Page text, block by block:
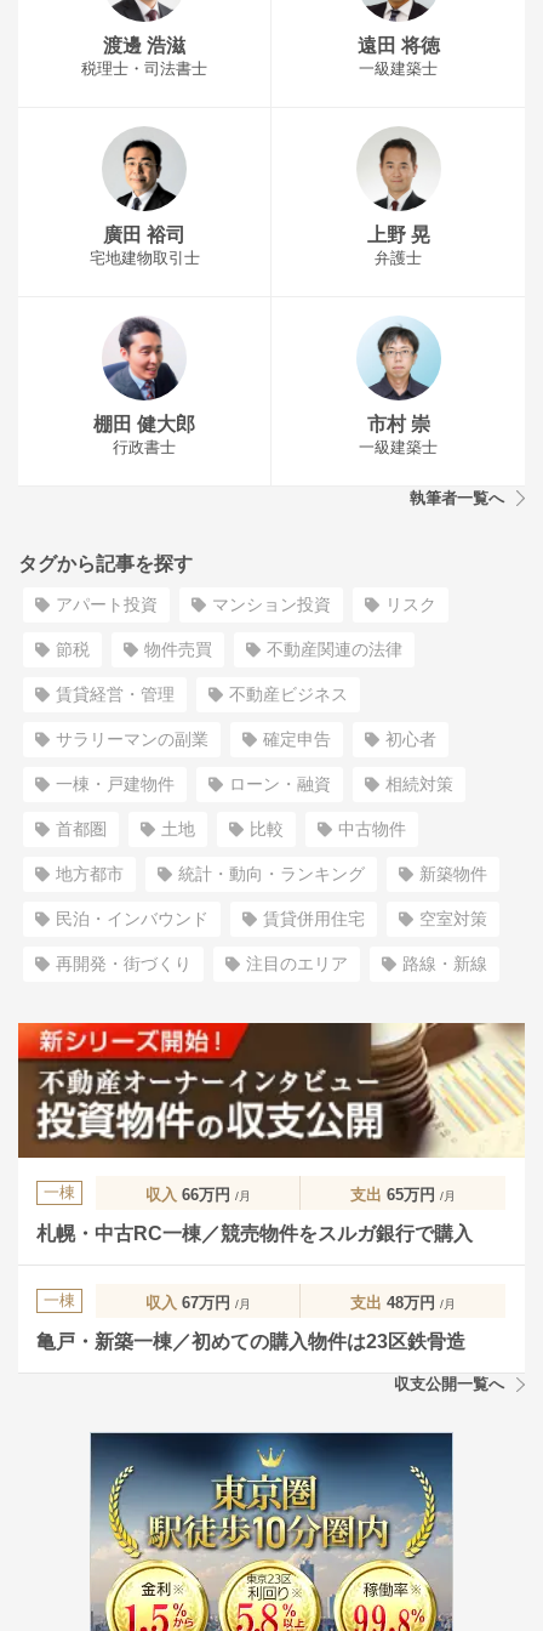
渡邊 浩滋
税理士・司法書士
遠田 将徳
一級建築士
廣田 裕司
宅地建物取引士
上野 晃
弁護士
棚田 健大郎
行政書士
市村 崇
一級建築士
執筆者一覧へ
タグから記事を探す
アパート投資 マンション投資 リスク
節税 物件売買 不動産関連の法律
賃貸経営・管理 不動産ビジネス
サラリーマンの副業 確定申告 初心者
一棟・戸建物件 ローン・融資 相続対策
首都圏 土地 比較 中古物件
地方都市 統計・動向・ランキング 新築物件
民泊・インバウンド 賃貸併用住宅 空室対策
再開発・街づくり 注目のエリア 路線・新線
一棟 収入 66万円 /月 支出 65万円 /月
札幌・中古RC一棟／競売物件をスルガ銀行で購入
一棟 収入 67万円 /月 支出 48万円 /月
亀戸・新築一棟／初めての購入物件は23区鉄骨造
収支公開一覧へ